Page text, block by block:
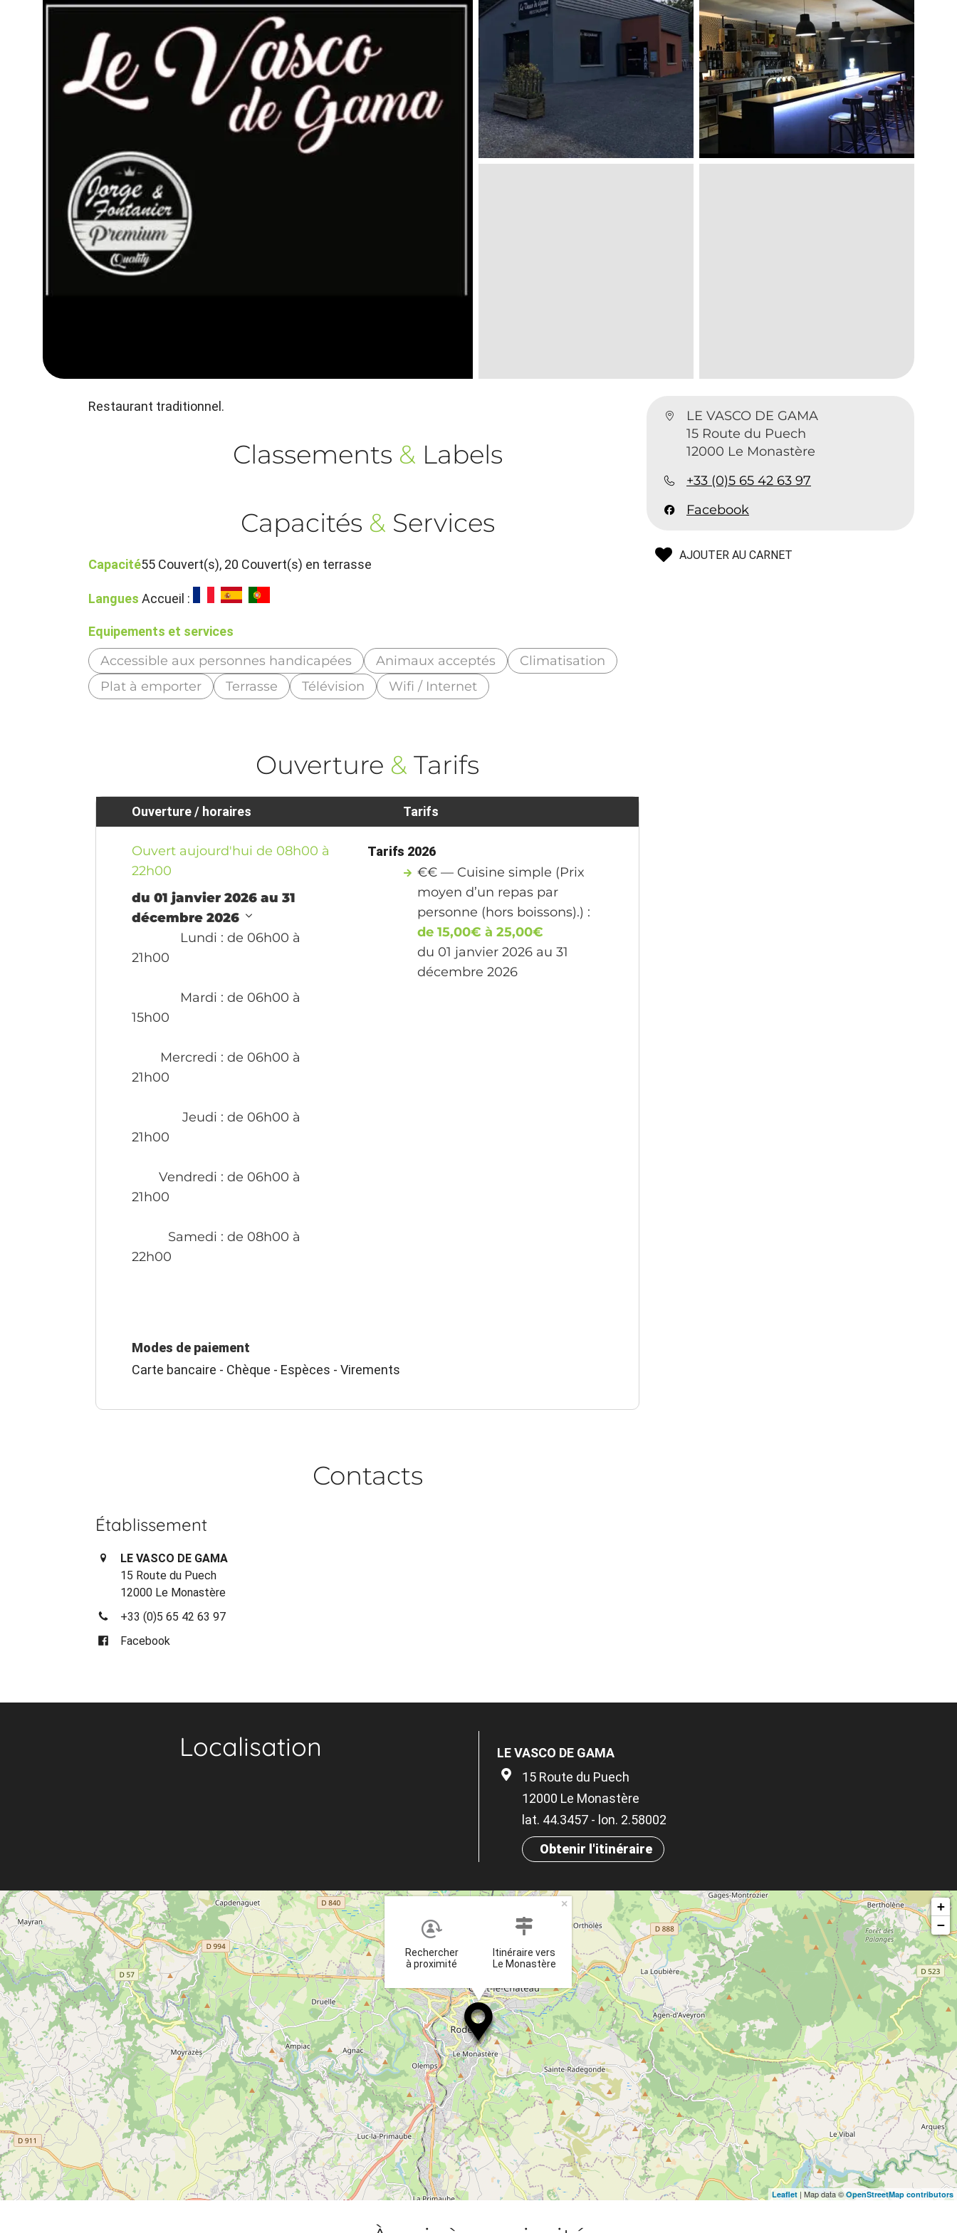
LE VASCO DE GAMA
15 Route du Puech
12000 Le Monastère
+33 (0)5 65 42 63 97
Facebook
AJOUTER AU CARNET
Restaurant traditionnel.
Classements & Labels
Capacités & Services
Capacité55 Couvert(s), 20 Couvert(s) en terrasse
Langues Accueil :
Equipements et services
Accessible aux personnes handicapées Animaux acceptés
Climatisation
Plat à emporter
Terrasse Télévision Wifi / Internet
Ouverture & Tarifs
Ouverture / horaires
Ouvert aujourd'hui de 08h00 à
22h00
du 01 janvier 2026 au 31
décembre 2026
Lundi : de 06h00 à
21h00
Mardi : de 06h00 à
15h00
Mercredi : de 06h00 à
21h00
Jeudi : de 06h00 à
21h00
Vendredi : de 06h00 à
21h00
Samedi : de 08h00 à
22h00
Tarifs
Tarifs 2026
€€ — Cuisine simple (Prix
moyen d’un repas par
personne (hors boissons).) :
de 15,00€ à 25,00€
du 01 janvier 2026 au 31
décembre 2026
Modes de paiement
Carte bancaire - Chèque - Espèces - Virements
Contacts
Établissement
LE VASCO DE GAMA
15 Route du Puech
12000 Le Monastère
+33 (0)5 65 42 63 97
Facebook
Localisation
LE VASCO DE GAMA
15 Route du Puech
12000 Le Monastère
lat. 44.3457 - lon. 2.58002
Obtenir l'itinéraire
Rechercher
à proximité
Itinéraire vers
Le Monastère
×
+
−
Leaflet | Map data © OpenStreetMap contributors